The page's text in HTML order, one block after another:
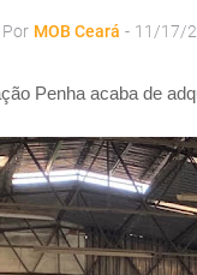
Por MOB Ceará - 11/17/
Penha acaba de